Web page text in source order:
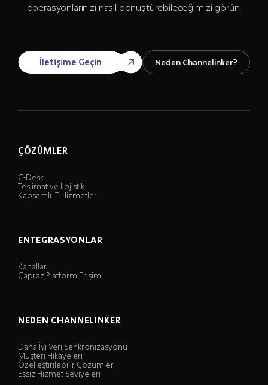
operasyonlarınızı nasıl dönüştürebileceğimizi görün.
İletişime Geçin Neden Channelinker?
ÇÖZÜMLER
C-Desk
Teslimat ve Lojistik
Kapsamlı IT Hizmetleri
ENTEGRASYONLAR
Kanallar
Çapraz Platform Erişimi
NEDEN CHANNELINKER
Daha İyi Veri Senkronizasyonu
Müşteri Hikayeleri
Özelleştirilebilir Çözümler
Eşsiz Hizmet Seviyeleri